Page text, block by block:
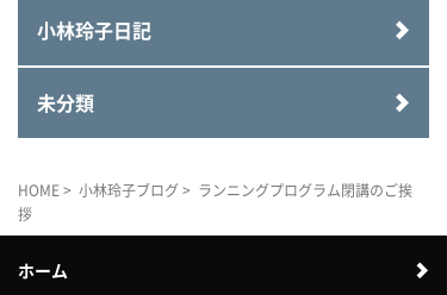
小林玲子日記
未分類
HOME> 小林玲子ブログ> ランニングプログラム閉講のご挨
拶
ホーム